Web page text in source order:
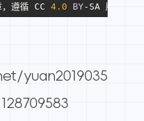
，遵循 CC 4.0 BY-SA 版权协议
yuan2019035